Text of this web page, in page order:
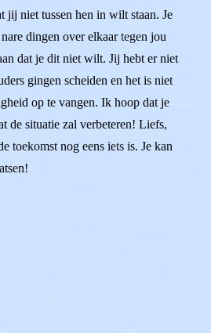
jij niet tussen hen in wilt staan. Je
dingen over elkaar tegen jou
dat je dit niet wilt. Jij hebt er niet
gingen scheiden en het is niet
op te vangen. Ik hoop dat je
de situatie zal verbeteren! Liefs,
toekomst nog eens iets is. Je kan